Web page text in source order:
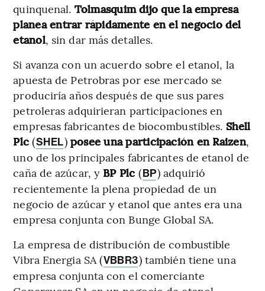
quinquenal. Tolmasquim dijo que la empresa
planea entrar rápidamente en el negocio del
etanol, sin dar más detalles.
Si avanza con un acuerdo sobre el etanol, la
apuesta de Petrobras por ese mercado se
produciría años después de que sus pares
petroleras adquirieran participaciones en
empresas fabricantes de biocombustibles. Shell
Plc (SHEL) posee una participación en Raizen,
uno de los principales fabricantes de etanol de
caña de azúcar, y BP Plc (BP) adquirió
recientemente la plena propiedad de un
negocio de azúcar y etanol que antes era una
empresa conjunta con Bunge Global SA.
La empresa de distribución de combustible
Vibra Energia SA (VBBR3) también tiene una
empresa conjunta con el comerciante